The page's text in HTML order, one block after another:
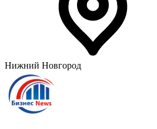
Нижний Новгород